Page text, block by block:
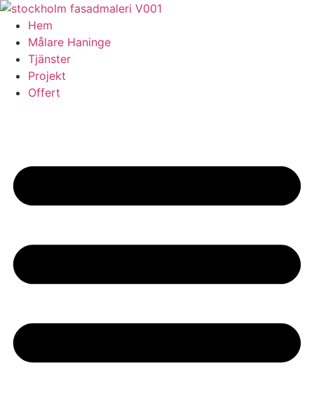
Skip
content
Hem
Målare Haninge
Tjänster
Projekt
Offert